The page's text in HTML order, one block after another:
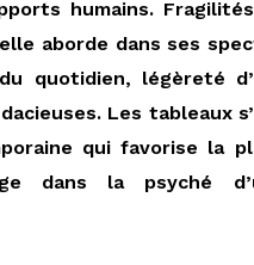
humains.
aborde dans ses
quotidien, légèreté
Les tableaux
qui favorise la
dans la psyché